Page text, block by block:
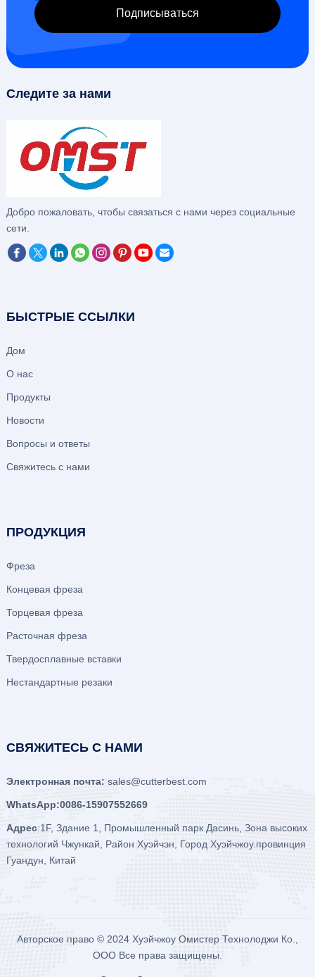
Следите за нами
Добро пожаловать, чтобы связаться с нами через социальные
сети.
БЫСТРЫЕ ССЫЛКИ
Дом
О нас
Продукты
Новости
Вопросы и ответы
Свяжитесь с нами
ПРОДУКЦИЯ
Фреза
Концевая фреза
Торцевая фреза
Расточная фреза
Твердосплавные вставки
Нестандартные резаки
СВЯЖИТЕСЬ С НАМИ
Электронная почта: sales@cutterbest.com
WhatsApp:0086-15907552669
Адрес:1F, Здание 1, Промышленный парк Дасинь, Зона высоких
технологий Чжункай, Район Хуэйчэн, Город Хуэйчжоу.провинция
Гуандун, Китай
Авторское право © 2024 Хуэйчжоу Омистер Технолоджи Ко.,
ОООВсе права защищены.